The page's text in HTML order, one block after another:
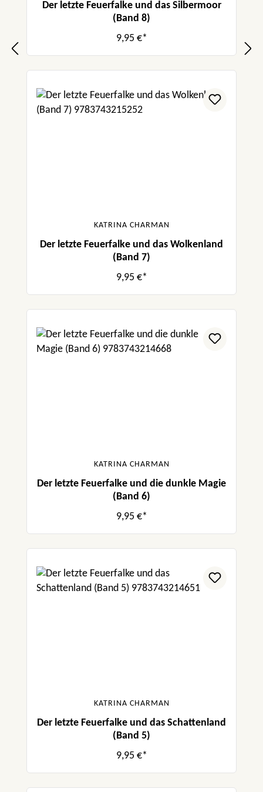
Der letzte Feuerfalke und das Silbermoor
(Band 8)
9,95 €*
KATRINA CHARMAN
Der letzte Feuerfalke und das Wolkenland
(Band 7)
9,95 €*
KATRINA CHARMAN
Der letzte Feuerfalke und die dunkle Magie
(Band 6)
9,95 €*
KATRINA CHARMAN
Der letzte Feuerfalke und das Schattenland
(Band 5)
9,95 €*